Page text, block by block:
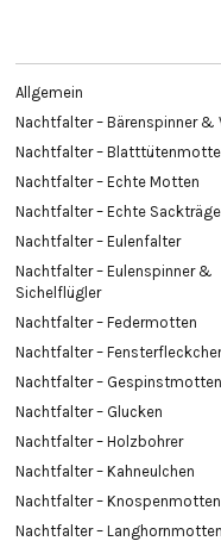
Allgemein
Nachtfalter – Bärenspinner &
Nachtfalter –
Nachtfalter – Echte Motten
Nachtfalter – Echte
Nachtfalter – Eulenfalter
Nachtfalter – Eulenspinner &
Sichelflügler
Nachtfalter – Federmotten
Nachtfalter –
Nachtfalter – Gespinstmotten
Nachtfalter – Glucken
Nachtfalter – Holzbohrer
Nachtfalter – Kahneulchen
Nachtfalter – Knospenmotten
Nachtfalter – Langhornmotten